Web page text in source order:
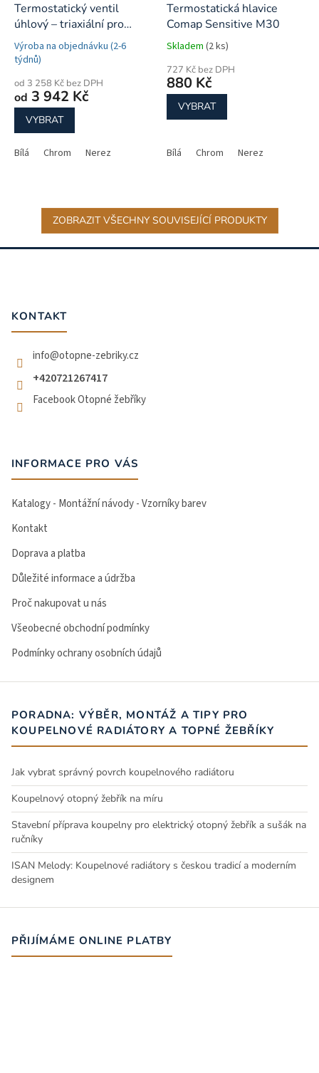
Termostatický ventil
úhlový – triaxiální pro
kombinované zapojení
Výroba na objednávku (2-6
týdnů)
od 3 258 Kč bez DPH
od 3 942 Kč
VYBRAT
Bílá Chrom Nerez
Termostatická hlavice
Comap Sensitive M30
Skladem (2 ks)
727 Kč bez DPH
880 Kč
VYBRAT
Bílá Chrom Nerez
ZOBRAZIT VŠECHNY SOUVISEJÍCÍ PRODUKTY
Z
KONTAKT
info@otopne-zebriky.cz
+420721267417
Facebook Otopné žebříky
INFORMACE PRO VÁS
Katalogy - Montážní návody - Vzorníky barev
Kontakt
Doprava a platba
Důležité informace a údržba
Proč nakupovat u nás
Všeobecné obchodní podmínky
Podmínky ochrany osobních údajů
PORADNA: VÝBĚR, MONTÁŽ A TIPY PRO
KOUPELNOVÉ RADIÁTORY A TOPNÉ ŽEBŘÍKY
Jak vybrat správný povrch koupelnového radiátoru
Koupelnový otopný žebřík na míru
Stavební příprava koupelny pro elektrický otopný žebřík a sušák na
ručníky
ISAN Melody: Koupelnové radiátory s českou tradicí a moderním
designem
PŘIJÍMÁME ONLINE PLATBY